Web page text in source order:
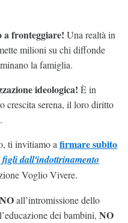
a fronteggiare! Una realtà in
milioni su chi diffonde
la famiglia.
ideologica! È in
crescita serena, il loro diritto
ti invitiamo a firmare subito
figli dall'indottrinamento
Voglio Vivere.
NOall’intromissione dello
dei bambini, NO